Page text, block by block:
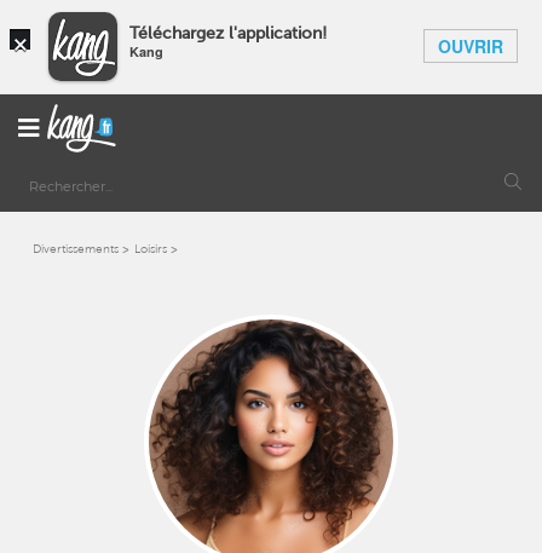
× Téléchargez l'application!
Kang OUVRIR
Divertissements Loisirs